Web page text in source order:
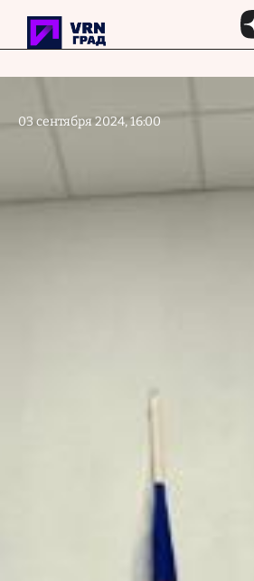
Перейти к основному
03 сентября 2024, 16:00